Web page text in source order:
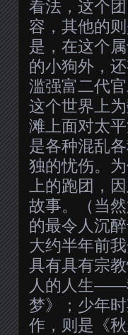
看法，这个
容，其他的
是，在这个
的小狗外，
滥强富二代
这个世界上
滩上面对太
是各种混乱
独的忧伤。
上的跑团，
故事。（当
的最令人沉
大约半年前
具有具有宗
人的人生——
梦》；少年
作，则是《